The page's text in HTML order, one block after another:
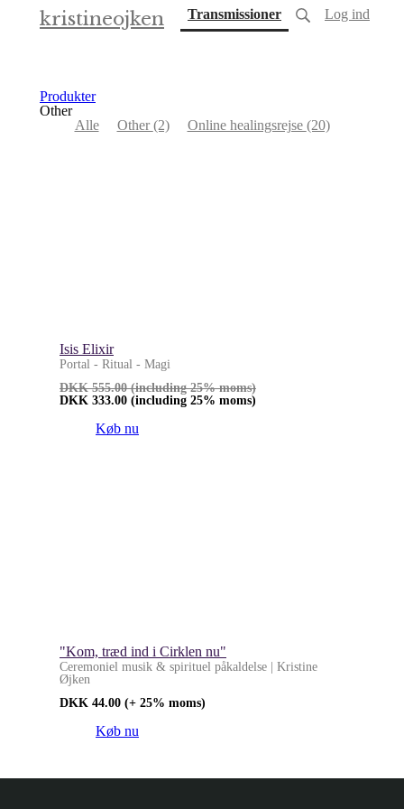
kristineojken Transmissioner(current)Log ind
Produkter
Other
Alle
Other(2) Online healingsrejse (20)
Isis Elixir
Portal - Ritual - Magi
DKK 555.00 (including 25% moms)
DKK 333.00 (including 25% moms)
Køb nu
"Kom, træd ind i Cirklen nu"
Ceremoniel musik & spirituel påkaldelse | Kristine
Øjken
DKK 44.00 (+ 25% moms)
Køb nu